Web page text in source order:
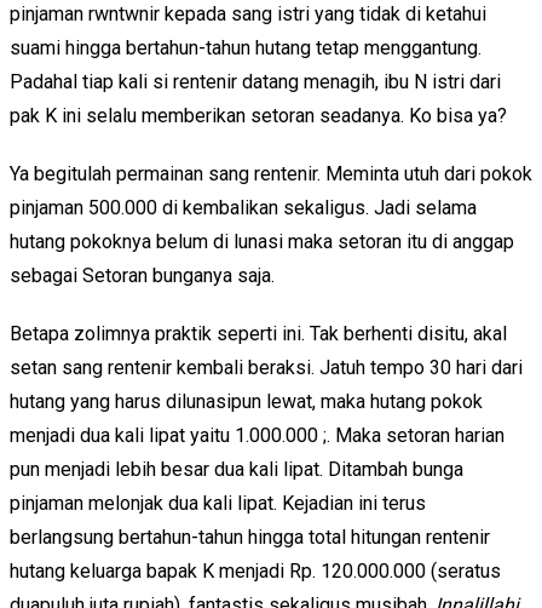
pinjaman rwntwnir kepada sang istri yang tidak di ketahui
suami hingga bertahun-tahun hutang tetap menggantung.
Padahal tiap kali si rentenir datang menagih, ibu N istri dari
pak K ini selalu memberikan setoran seadanya. Ko bisa ya?
Ya begitulah permainan sang rentenir. Meminta utuh dari pokok
pinjaman 500.000 di kembalikan sekaligus. Jadi selama
hutang pokoknya belum di lunasi maka setoran itu di anggap
sebagai Setoran bunganya saja.
Betapa zolimnya praktik seperti ini. Tak berhenti disitu, akal
setan sang rentenir kembali beraksi. Jatuh tempo 30 hari dari
hutang yang harus dilunasipun lewat, maka hutang pokok
menjadi dua kali lipat yaitu 1.000.000 ;. Maka setoran harian
pun menjadi lebih besar dua kali lipat. Ditambah bunga
pinjaman melonjak dua kali lipat. Kejadian ini terus
berlangsung bertahun-tahun hingga total hitungan rentenir
hutang keluarga bapak K menjadi Rp. 120.000.000 (seratus